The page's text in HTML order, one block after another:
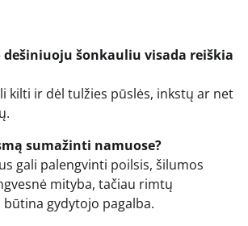
dešiniuoju šonkauliu visada reiškia
kilti ir dėl tulžies pūslės, inkstų ar net
sumažinti namuose?
gali palengvinti poilsis, šilumos
mityba, tačiau rimtų
gydytojo pagalba.